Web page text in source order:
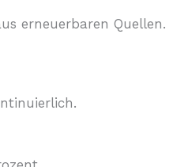
erneuerbaren Quellen.